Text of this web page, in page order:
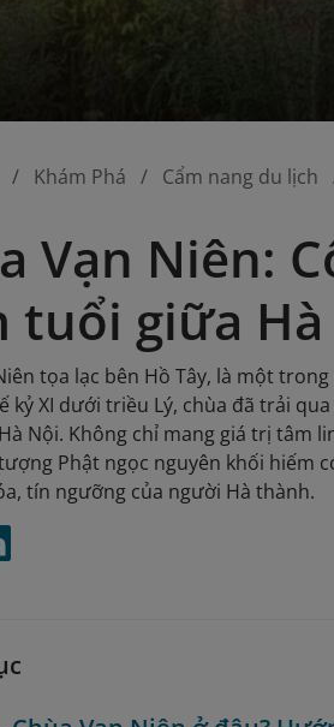
Khám Phá Cẩm nang du lịch
Vạn Niên:
tuổi giữa
tọa lạc bên Hồ Tây, là một
kỷ XI dưới triều Lý, chùa đã trải
Nội. Không chỉ mang giá trị tâm
Phật ngọc nguyên khối hiếm
tín ngưỡng của người Hà thành.